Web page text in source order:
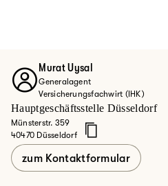
Murat Uysal
Generalagent
Versicherungsfachwirt (IHK)
Hauptgeschäftsstelle Düsseldorf
Münsterstr. 359
40470 Düsseldorf
zum Kontaktformular